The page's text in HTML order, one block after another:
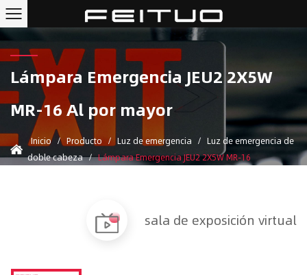
Lámpara Emergencia JEU2 2X5W
MR-16 Al por mayor
Inicio / Producto / Luz de emergencia / Luz de emergencia de
doble cabeza / Lámpara Emergencia JEU2 2X5W MR-16
sala de exposición virtual